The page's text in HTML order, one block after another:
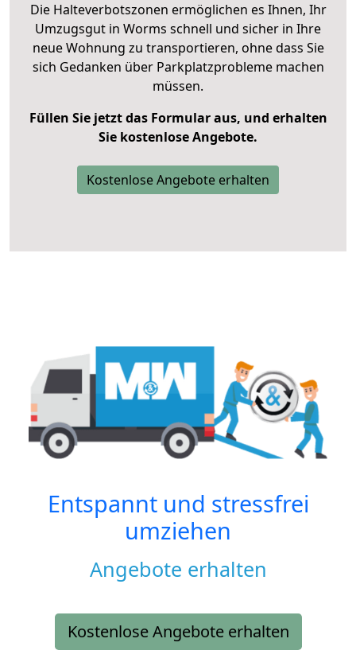
Die Halteverbotszonen ermöglichen es Ihnen, Ihr
Umzugsgut in Worms schnell und sicher in Ihre
neue Wohnung zu transportieren, ohne dass Sie
sich Gedanken über Parkplatzprobleme machen
müssen.
Füllen Sie jetzt das Formular aus, und erhalten
Sie kostenlose Angebote.
Kostenlose Angebote erhalten
Entspannt und stressfrei
umziehen
Angebote erhalten
Kostenlose Angebote erhalten